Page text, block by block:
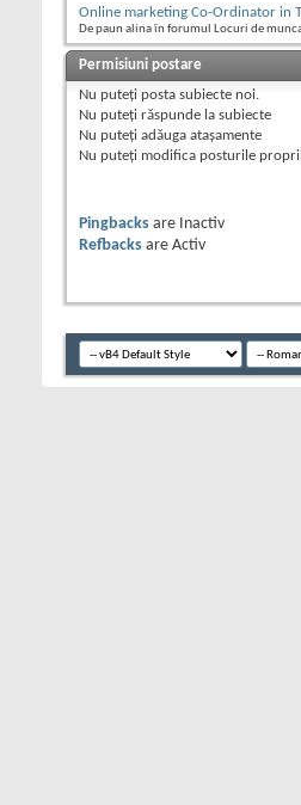
Online marketing Co-Ordinator in
De paun alina în forumul Locuri de
Permisiuni postare
Nu puteţi posta subiecte noi.
Nu puteţi răspunde la subiecte
Nu puteţi adăuga ataşamente
Nu puteţi modifica posturile
Pingbacks are
Inactiv
Refbacks are Activ